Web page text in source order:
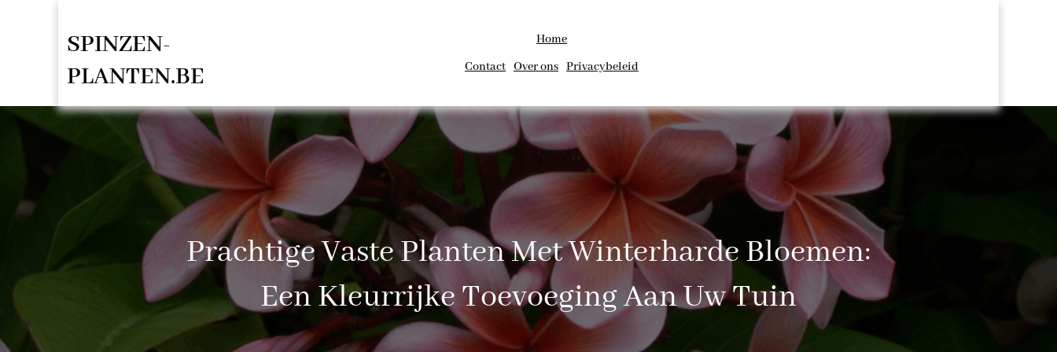
SPINZEN-
PLANTEN.BE
Home
Contact Over ons Privacybeleid
Prachtige Vaste Planten Met Winterharde Bloemen:
Een Kleurrijke Toevoeging Aan Uw Tuin